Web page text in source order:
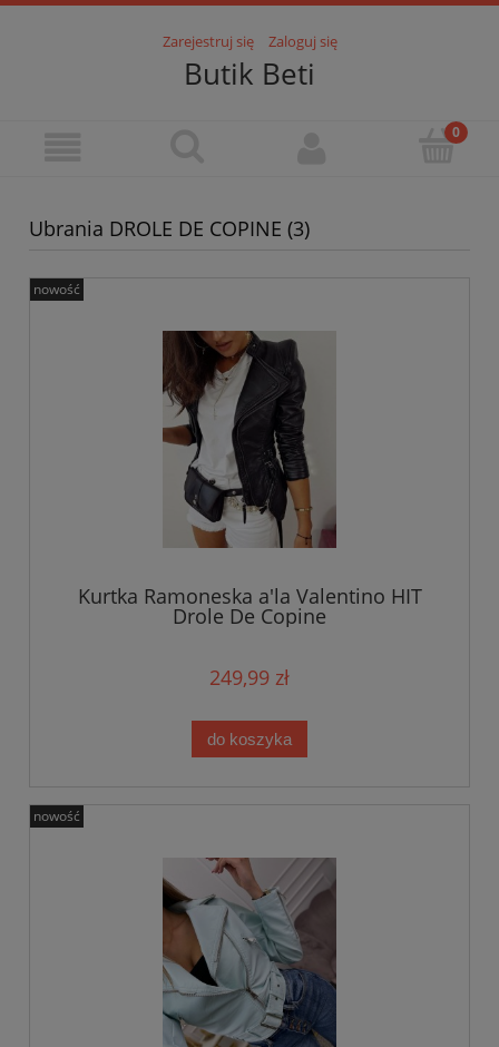
Zarejestruj się Zaloguj się
Butik Beti
Ubrania DROLE DE COPINE (3)
Kurtka Ramoneska a'la Valentino HIT
Drole De Copine
249,99 zł
do koszyka
nowość
nowość